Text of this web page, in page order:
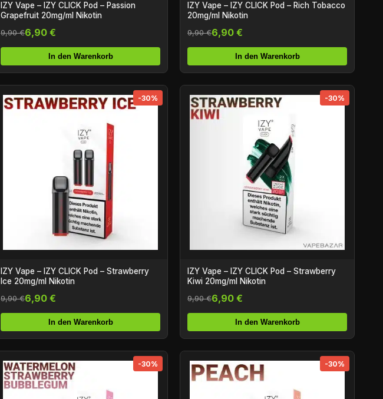
IZY Vape – IZY CLICK Pod – Passion
Grapefruit 20mg/ml Nikotin
9,90 €6,90 €
In den Warenkorb
IZY Vape – IZY CLICK Pod – Rich Tobacco
20mg/ml Nikotin
9,90 €6,90 €
In den Warenkorb
-30%
IZY Vape – IZY CLICK Pod – Strawberry
Ice 20mg/ml Nikotin
9,90 €6,90 €
In den Warenkorb
-30%
IZY Vape – IZY CLICK Pod – Strawberry
Kiwi 20mg/ml Nikotin
9,90 €6,90 €
In den Warenkorb
-30% -30%